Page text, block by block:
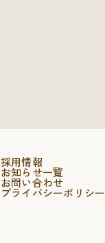
採用情報
お知らせ一覧
お問い合わせ
プライバシーポリシー